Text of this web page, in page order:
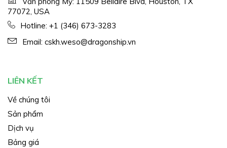
77072, USA
Hotline: +1 (346) 673-3283
Email: cskh.weso@dragonship.vn
LIÊN KẾT
Về chúng tôi
Sản phẩm
Dịch vụ
Bảng giá